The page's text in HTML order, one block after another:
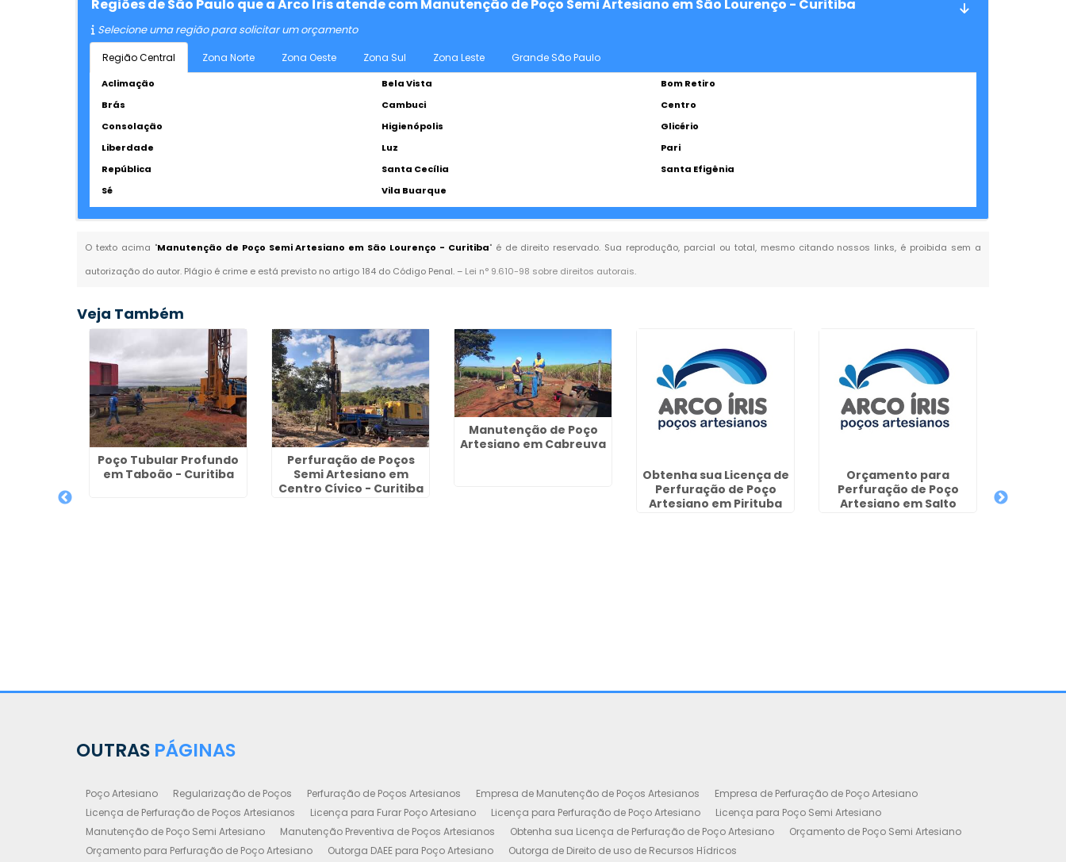
Regiões de São Paulo que a Arco Íris atende com Manutenção de Poço Semi Artesiano em São Lourenço - Curitiba
Selecione uma região para solicitar um orçamento
Região Central Zona Norte Zona Oeste Zona Sul Zona Leste Grande São Paulo
Aclimação Bela Vista
Bom Retiro
Brás
Cambuci
Centro
Consolação
Higienópolis
Glicério
Liberdade
Luz
Pari
República
Santa Cecília
Santa Efigênia
Sé
Vila Buarque
O texto acima "Manutenção de Poço Semi Artesiano em São Lourenço - Curitiba" é de direito reservado. Sua reprodução, parcial ou total, mesmo citando nossos links, é proibida sem a
autorização do autor. Plágio é crime e está previsto no artigo 184 do Código Penal. – Lei n° 9.610-98 sobre direitos autorais.
Veja Também
Poço Tubular Profundo
em Taboão - Curitiba
Perfuração de Poços
Semi Artesiano em
Centro Cívico - Curitiba
Manutenção de Poço
Artesiano em Cabreuva
Obtenha sua Licença de
Perfuração de Poço
Artesiano em Pirituba
Orçamento para
Perfuração de Poço
Artesiano em Salto
OUTRAS PÁGINAS
Poço Artesiano Regularização de Poços Perfuração de Poços Artesianos Empresa de Manutenção de Poços Artesianos
Empresa de Perfuração de Poço Artesiano
Licença de Perfuração de Poços Artesianos
Licença para Furar Poço Artesiano Licença para Perfuração de Poço Artesiano
Licença para Poço Semi Artesiano
Manutenção de Poço Semi Artesiano
Manutenção Preventiva de Poços Artesianos Obtenha sua Licença de Perfuração de Poço Artesiano
Orçamento de Poço Semi Artesiano
Orçamento para Perfuração de Poço Artesiano
Outorga DAEE para Poço Artesiano Outorga de Direito de uso de Recursos Hídricos